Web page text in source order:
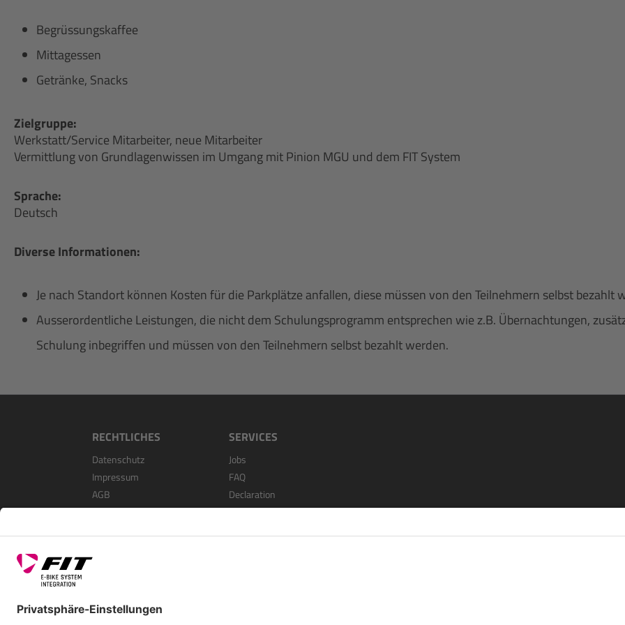
Begrüssungskaffee
Mittagessen
Getränke, Snacks
Zielgruppe:
Werkstatt/Service Mitarbeiter, neue Mitarbeiter
Vermittlung von Grundlagenwissen im Umgang mit Pinion MGU und dem FIT System
Sprache:
Deutsch
Diverse Informationen:
Je nach Standort können Kosten für die Parkplätze anfallen, diese müssen von den Teilnehmern selbst bezahlt
Ausserordentliche Leistungen, die nicht dem Schulungsprogramm entsprechen wie z.B. Übernachtungen,
Schulung inbegriffen und müssen von den Teilnehmern selbst bezahlt werden.
RECHTLICHES
Datenschutz
Impressum
AGB
SERVICES
Jobs
FAQ
Declaration
Open Source Software